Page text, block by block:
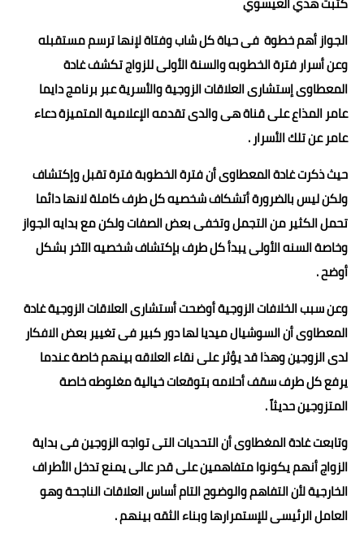
خدمات
الصحه والجمال
فن المطبخ
الجواز أهم خطوة فى حياة كل شاب وفتاة لإنها ترسم مستقبله
وعن أسرار فترة الخطوبه والسنة الأولى للزواج تكشف غادة
المعطاوى إستشارى العلاقات الزوجية والأسرية عبر برنامج دايما
عامر المذاع على قناة هى والدى تقدمه الإعلامية المتميزة دعاء
عامر عن تلك الأسرار .
حيث ذكرت غادة المعطاوى أن فترة الخطوبة فترة تقبل وإكتشاف
ولكن ليس بالضرورة أتشكاف شخصيه كل طرف كاملة لانها دائما
تحمل الكثير من التجمل وتخفى بعض الصفات ولكن مع بدايه الجواز
وخاصة السنه الأولى يبدأ كل طرف بإكتشاف شخصيه الآخر بشكل
أوضح .
وعن سبب الخلافات الزوجية أوضحت أستشارى العلاقات الزوجية غادة
المعطاوى أن السوشيال ميديا لها دور كبير فى تغيير بعض الافكار
لدى الزوجين وهذا قد يؤثر على نقاء العلاقه بينهم خاصة عندما
يرفع كل طرف سقف أحلامه بتوقعات خيالية مغلوطه خاصة
المتزوجين حديثاً .
وتابعت غادة المغطاوى أن التحديات التى تواجه الزوجين فى بداية
الزواج أنهم يكونوا متفاهمين على قدر عالى يمنع تدخل الأطراف
الخارجية لأن التفاهم والوضوح التام أساس العلاقات الناجحة وهو
العامل الرئيسى للإستمرارها وبناء الثقه بينهم .